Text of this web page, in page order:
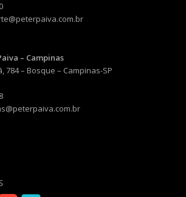
– Campinas
784 – Bosque – Campinas-SP